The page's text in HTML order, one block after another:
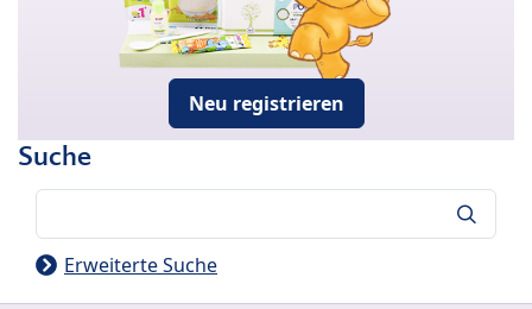
Neu registrieren
Suche
Erweiterte Suche